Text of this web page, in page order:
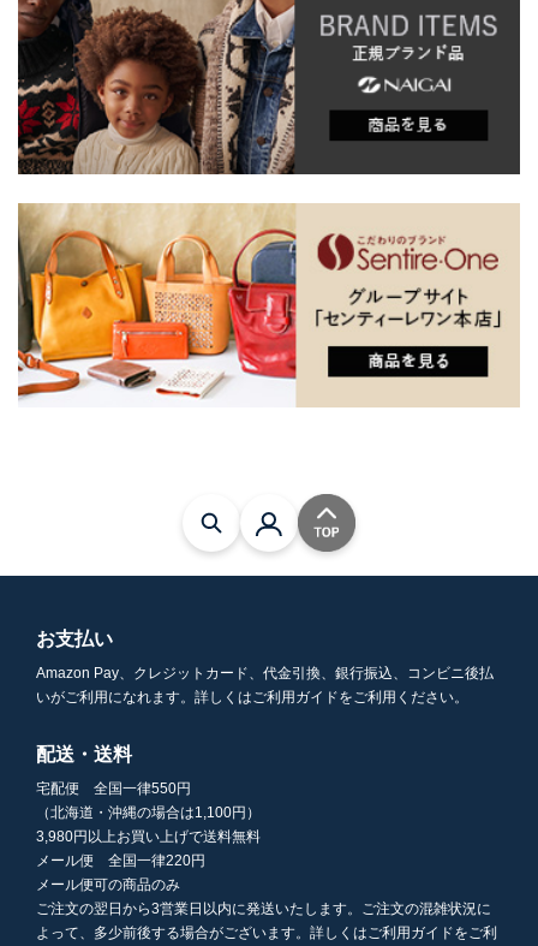
お支払い
Amazon Pay、クレジットカード、代金引換、銀行振込、コンビニ後払
いがご利用になれます。詳しくはご利用ガイドをご利用ください。
配送・送料
宅配便 全国一律550円
（北海道・沖縄の場合は1,100円）
3,980円以上お買い上げで送料無料
メール便 全国一律220円
メール便可の商品のみ
ご注文の翌日から3営業日以内に発送いたします。ご注文の混雑状況に
よって、多少前後する場合がございます。詳しくはご利用ガイドをご利